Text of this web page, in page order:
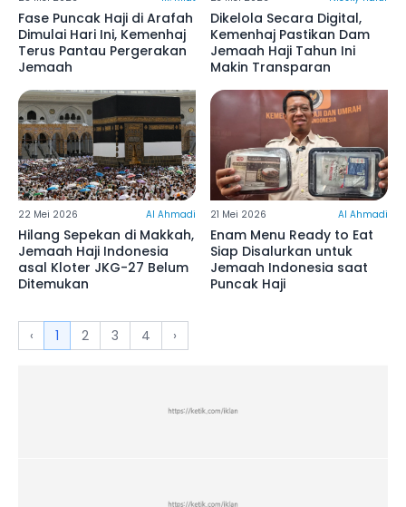
Fase Puncak Haji di Arafah
Dimulai Hari Ini, Kemenhaj
Terus Pantau Pergerakan
Jemaah
Dikelola Secara Digital,
Kemenhaj Pastikan Dam
Jemaah Haji Tahun Ini
Makin Transparan
22 Mei 2026 Al Ahmadi
Hilang Sepekan di Makkah,
Jemaah Haji Indonesia
asal Kloter JKG-27 Belum
Ditemukan
21 Mei 2026 Al Ahmadi
Enam Menu Ready to Eat
Siap Disalurkan untuk
Jemaah Indonesia saat
Puncak Haji
‹ 1 2 3 4 ›